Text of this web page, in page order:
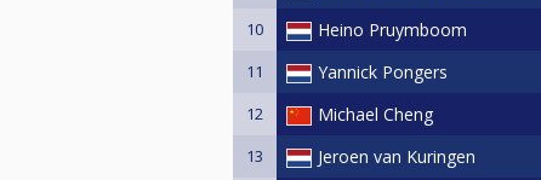
10 Heino Pruymboom
11 Yannick Pongers
12 Michael Cheng
13 Jeroen van Kuringen